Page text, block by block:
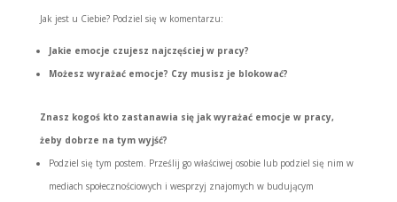
Jak jest u Ciebie? Podziel się w komentarzu:
Jakie emocje czujesz najczęściej w pracy?
Możesz wyrażać emocje? Czy musisz je blokować?
Znasz kogoś kto zastanawia się jak wyrażać emocje w pracy,
żeby dobrze na tym wyjść?
Podziel się tym postem. Prześlij go właściwej osobie lub podziel się nim w
mediach społecznościowych i wesprzyj znajomych w budującym